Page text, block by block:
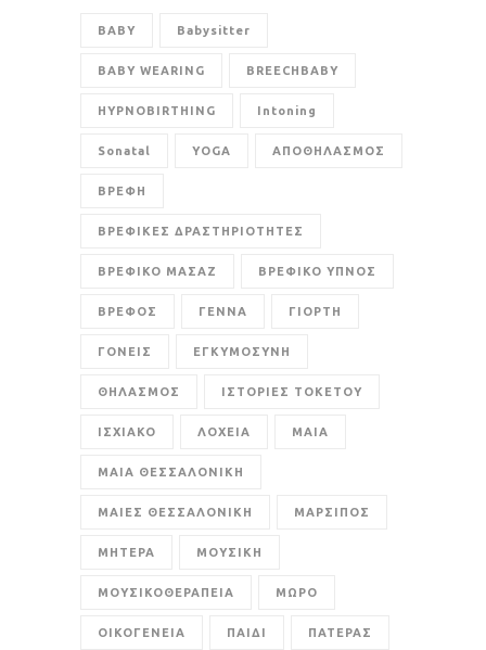
BABY Babysitter
BABY WEARING BREECHBABY
HYPNOBIRTHING Intoning
Sonatal YOGA ΑΠΟΘΗΛΑΣΜΟΣ
ΒΡΕΦΗ
ΒΡΕΦΙΚΕΣ ΔΡΑΣΤΗΡΙΟΤΗΤΕΣ
ΒΡΕΦΙΚΟ ΜΑΣΑΖ ΒΡΕΦΙΚΟ ΥΠΝΟΣ
ΒΡΕΦΟΣ ΓΕΝΝΑ ΓΙΟΡΤΗ
ΓΟΝΕΙΣ ΕΓΚΥΜΟΣΥΝΗ
ΘΗΛΑΣΜΟΣ ΙΣΤΟΡΙΕΣ ΤΟΚΕΤΟΥ
ΙΣΧΙΑΚΟ ΛΟΧΕΙΑ ΜΑΙΑ
ΜΑΙΑ ΘΕΣΣΑΛΟΝΙΚΗ
ΜΑΙΕΣ ΘΕΣΣΑΛΟΝΙΚΗ ΜΑΡΣΙΠΟΣ
ΜΗΤΕΡΑ ΜΟΥΣΙΚΗ
ΜΟΥΣΙΚΟΘΕΡΑΠΕΙΑ ΜΩΡΟ
ΟΙΚΟΓΕΝΕΙΑ ΠΑΙΔΙ ΠΑΤΕΡΑΣ